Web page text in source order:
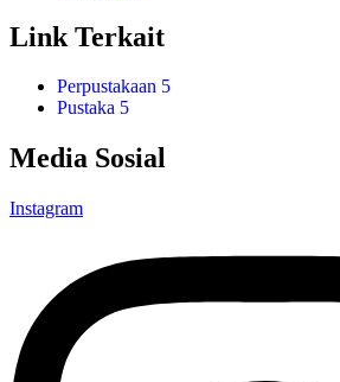
Link Terkait
Perpustakaan 5
Pustaka 5
Media Sosial
Instagram